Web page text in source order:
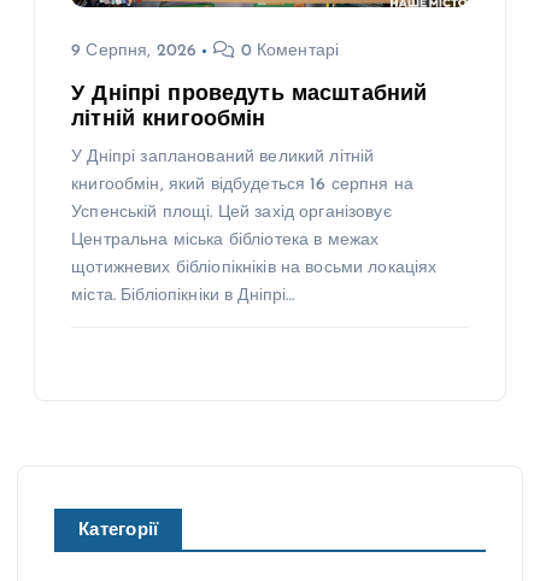
9 Серпня, 2026 0 Коментарі
У Дніпрі проведуть масштабний
літній книгообмін
У Дніпрі запланований великий літній
книгообмін, який відбудеться 16 серпня на
Успенській площі. Цей захід організовує
Центральна міська бібліотека в межах
щотижневих бібліопікніків на восьми локаціях
міста. Бібліопікніки в Дніпрі…
Категорії